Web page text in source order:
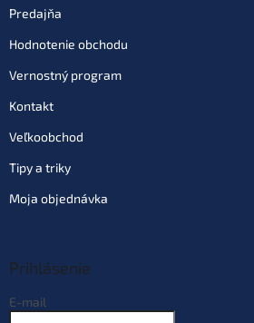
Predajňa
Hodnotenie obchodu
Vernostný program
Kontakt
Veľkoobchod
Tipy a triky
Moja objednávka
Prihlásenie
E-mail